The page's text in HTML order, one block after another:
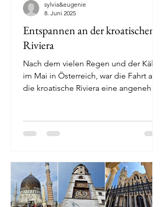
Entspannen an der kroatischen
Riviera
Nach dem vielen Regen und der Kälte
im Mai in Österreich, war die Fahrt an
die kroatische Riviera eine angenehme
sylvia&eugenie
8. Juni 2025